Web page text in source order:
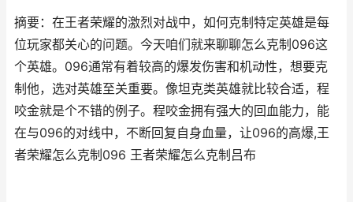
摘要：在王者荣耀的激烈对战中，如何克制特定英雄是每
位玩家都关心的问题。今天咱们就来聊聊怎么克制096这
个英雄。096通常有着较高的爆发伤害和机动性，想要克
制他，选对英雄至关重要。像坦克类英雄就比较合适，程
咬金就是个不错的例子。程咬金拥有强大的回血能力，能
在与096的对线中，不断回复自身血量，让096的高爆,王
者荣耀怎么克制096 王者荣耀怎么克制吕布